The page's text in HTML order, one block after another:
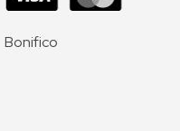
Bonifico